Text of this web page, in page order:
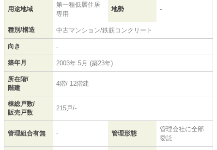
用途地域
第一種低層住居
専用
地勢 -
種別/構造 中古マンション/鉄筋コンクリート
向き -
築年月 2003年 5月 (築23年)
所在階/
階建
4階/ 12階建
棟総戸数/
販売戸数
215戸/-
管理組合有無 - 管理形態
管理会社に全部
委託